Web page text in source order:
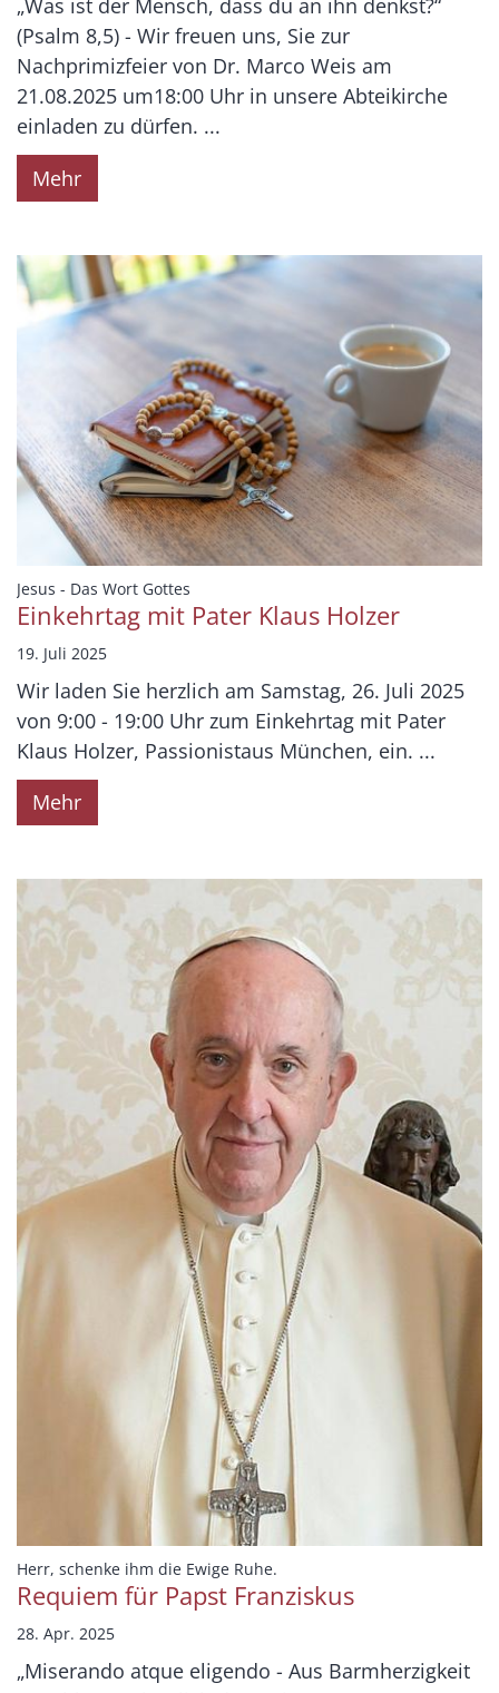
„Was ist der Mensch, dass du an ihn denkst?“
(Psalm 8,5) - Wir freuen uns, Sie zur
Nachprimizfeier von Dr. Marco Weis am
21.08.2025 um18:00 Uhr in unsere Abteikirche
einladen zu dürfen. ...
Mehr
Jesus - Das Wort Gottes
Einkehrtag mit Pater Klaus Holzer
19. Juli 2025
Wir laden Sie herzlich am Samstag, 26. Juli 2025
von 9:00 - 19:00 Uhr zum Einkehrtag mit Pater
Klaus Holzer, Passionistaus München, ein. ...
Mehr
Herr, schenke ihm die Ewige Ruhe.
Requiem für Papst Franziskus
28. Apr. 2025
„Miserando atque eligendo - Aus Barmherzigkeit